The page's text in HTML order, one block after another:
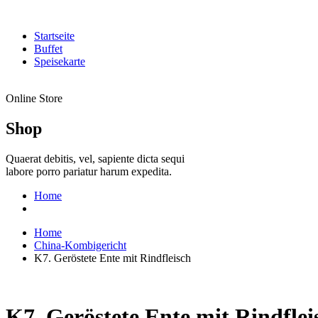
Startseite
Buffet
Speisekarte
Online Store
Shop
Quaerat debitis, vel, sapiente dicta sequi
labore porro pariatur harum expedita.
Home
Home
China-Kombigericht
K7. Geröstete Ente mit Rindfleisch